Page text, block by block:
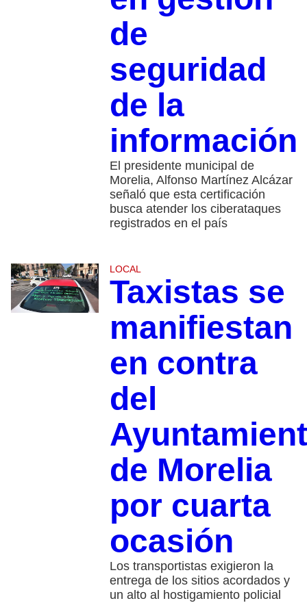
de
seguridad
de la
información
El presidente municipal de
Morelia, Alfonso Martínez Alcázar
señaló que esta certificación
busca atender los ciberataques
registrados en el país
LOCAL
Taxistas se
manifiestan
en contra
del
de Morelia
por cuarta
ocasión
Los transportistas exigieron la
entrega de los sitios acordados y
un alto al hostigamiento policial